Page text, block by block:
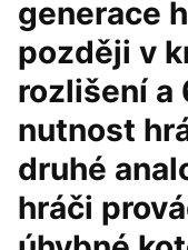
generace
později v
rozlišení a
nutnost
druhé
hráči